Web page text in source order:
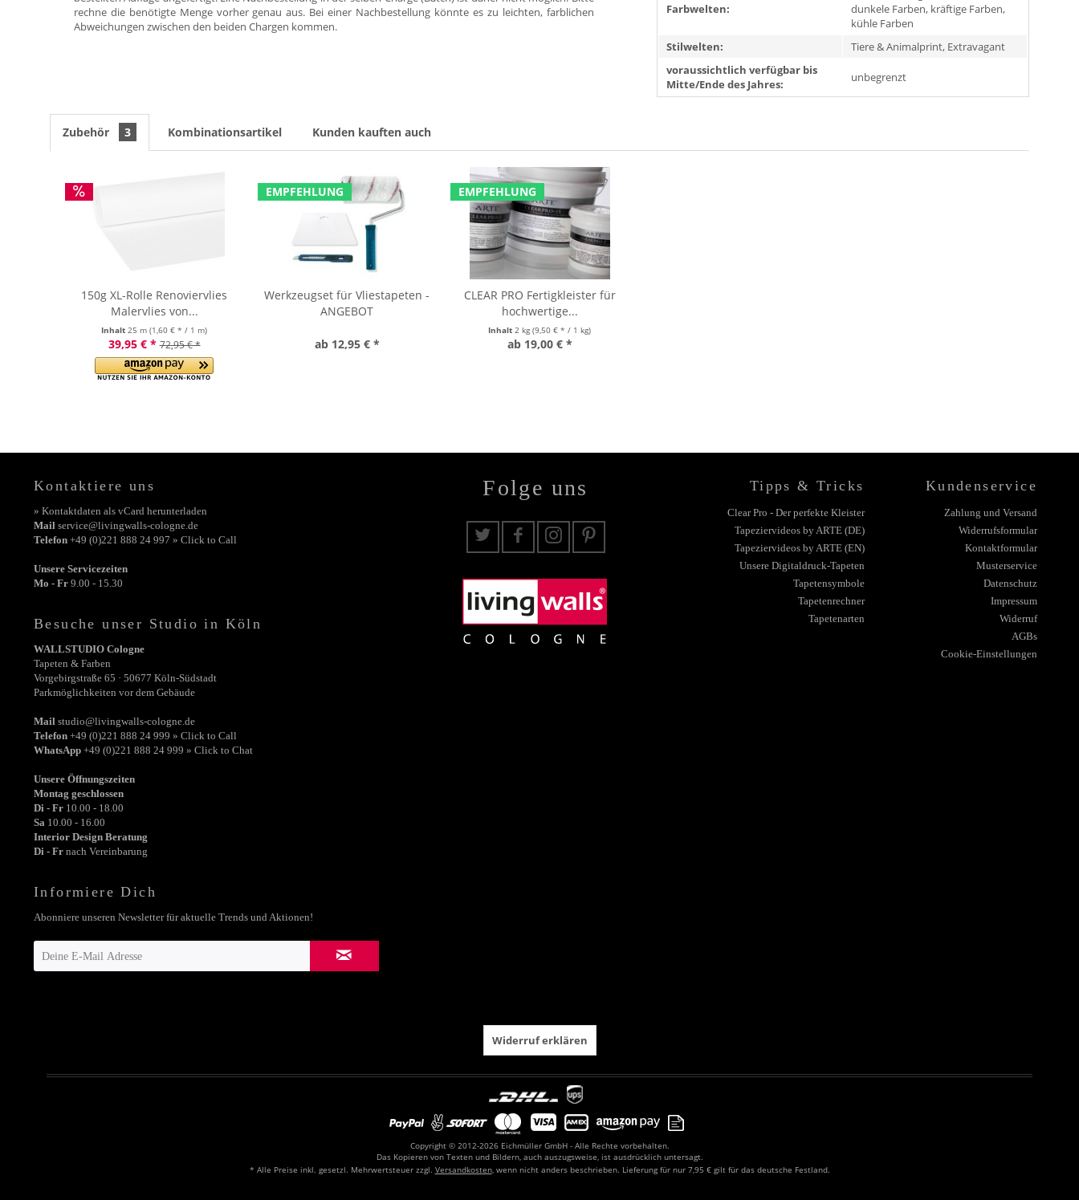
Farbwelten:
dunkele Farben, kräftige Farben,
kühle Farben
Stilwelten:
Tiere & Animalprint, Extravagant
voraussichtlich verfügbar bis
Mitte/Ende des Jahres:
unbegrenzt
rechne die benötigte Menge vorher genau aus. Bei einer Nachbestellung könnte es zu leichten, farblichen
Abweichungen zwischen den beiden Chargen kommen.
Zubehör 3 Kombinationsartikel Kunden kauften auch
150g XL-Rolle Renoviervlies
Malervlies von...
Inhalt 25 m (1,60 € * / 1 m)
39,95 € * 72,95 € *
EMPFEHLUNG
Werkzeugset für Vliestapeten -
ANGEBOT
ab 12,95 € *
EMPFEHLUNG
CLEAR PRO Fertigkleister für
hochwertige...
Inhalt 2 kg (9,50 € * / 1 kg)
ab 19,00 € *
Kontaktiere uns
» Kontaktdaten als vCard herunterladen
Mail service@livingwalls-cologne.de
Telefon +49 (0)221 888 24 997 » Click to Call
Unsere Servicezeiten
Mo - Fr 9.00 - 15.30
Besuche unser Studio in Köln
WALLSTUDIO Cologne
Tapeten & Farben
Vorgebirgstraße 65 · 50677 Köln-Südstadt
Parkmöglichkeiten vor dem Gebäude
Mail studio@livingwalls-cologne.de
Telefon +49 (0)221 888 24 999 » Click to Call
WhatsApp +49 (0)221 888 24 999 » Click to Chat
Unsere Öffnungszeiten
Montag geschlossen
Di - Fr 10.00 - 18.00
Sa 10.00 - 16.00
Interior Design Beratung
Di - Fr nach Vereinbarung
Informiere Dich
Abonniere unseren Newsletter für aktuelle Trends und Aktionen!
Tipps & Tricks
Clear Pro - Der perfekte Kleister
Tapeziervideos by ARTE (DE)
Tapeziervideos by ARTE (EN)
Unsere Digitaldruck-Tapeten
Tapetensymbole
Tapetenrechner
Tapetenarten
Kundenservice
Zahlung und Versand
Widerrufsformular
Kontaktformular
Musterservice
Datenschutz
Impressum
Widerruf
AGBs
Cookie-Einstellungen
Folge uns
Widerruf erklären
Copyright © 2012-2026 Eichmüller GmbH - Alle Rechte vorbehalten.
Das Kopieren von Texten und Bildern, auch auszugsweise, ist ausdrücklich untersagt.
* Alle Preise inkl. gesetzl. Mehrwertsteuer zzgl. Versandkosten, wenn nicht anders beschrieben. Lieferung für nur 7,95 € gilt für das deutsche Festland.